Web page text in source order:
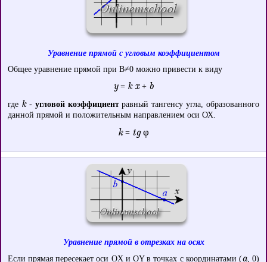
Уравнение прямой с угловым коэффициентом
Общее уравнение прямой при B≠0 можно привести к виду
y= k x+ b
где k- угловой коэффициентравный тангенсу угла, образованного
данной прямой и положительным направлением оси ОХ.
k= tg φ
Уравнение прямой в отрезках на осях
Если прямая пересекает оси OX и OY в точках с координатами (a, 0)